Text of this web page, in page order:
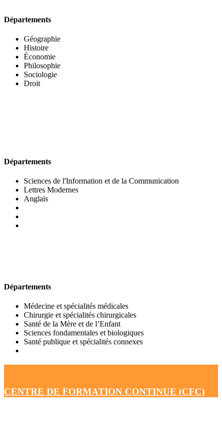
Départements
Géographie
Histoire
Économie
Philosophie
Sociologie
Droit
Départements
Sciences de l'Information et de la Communication
Lettres Modernes
Anglais
Départements
Médecine et spécialités médicales
Chirurgie et spécialités chirurgicales
Santé de la Mère et de l’Enfant
Sciences fondamentales et biologiques
Santé publique et spécialités connexes
CENTRE DE FORMATION CONTINUE (CFC)